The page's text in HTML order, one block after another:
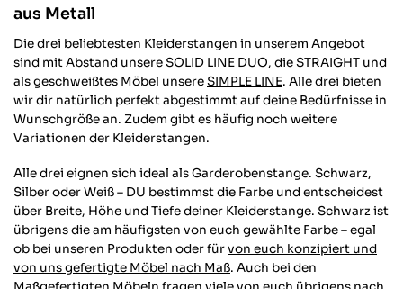
aus Metall
Die drei beliebtesten Kleiderstangen in unserem Angebot
sind mit Abstand unsereSOLID LINE DUO, dieSTRAIGHT und
als geschweißtes Möbel unsereSIMPLE LINE. Alle drei bieten
wir dir natürlich perfekt abgestimmt auf deine Bedürfnisse in
Wunschgröße an. Zudem gibt es häufig noch weitere
Variationen der Kleiderstangen.
Alle drei eignen sich ideal als Garderobenstange. Schwarz,
Silber oder Weiß – DU bestimmst die Farbe und entscheidest
über Breite, Höhe und Tiefe deiner Kleiderstange. Schwarz ist
übrigens die am häufigsten von euch gewählte Farbe – egal
ob bei unseren Produkten oder fürvon euch konzipiert und
von uns gefertigte Möbel nach Maß. Auch bei den